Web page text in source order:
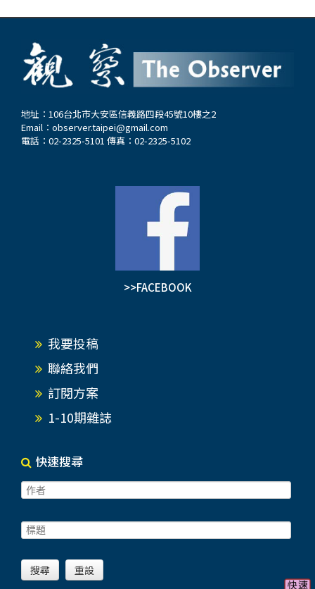
地址：106台北市大安區信義路四段45號10樓之2
Email： observer.taipei@gmail.com
電話：02-2325-5101 傳真：02-2325-5102
>>FACEBOOK
我要投稿
聯絡我們
訂閱方案
1-10期雜誌
快速搜尋